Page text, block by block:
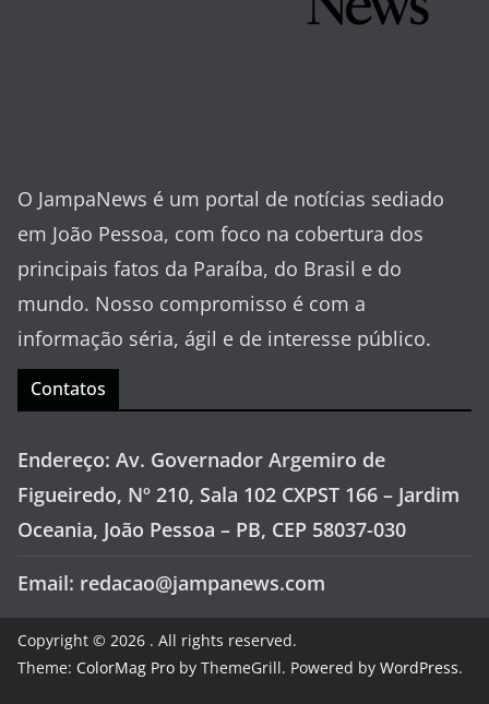
O JampaNews é um portal de notícias sediado
em João Pessoa, com foco na cobertura dos
principais fatos da Paraíba, do Brasil e do
mundo. Nosso compromisso é com a
informação séria, ágil e de interesse público.
Contatos
Endereço: Av. Governador Argemiro de
Figueiredo, Nº 210, Sala 102 CXPST 166 – Jardim
Oceania, João Pessoa – PB, CEP 58037-030
Email: redacao@jampanews.com
Copyright © 2026 . All rights reserved.
Theme: ColorMag Pro by ThemeGrill. Powered by WordPress.